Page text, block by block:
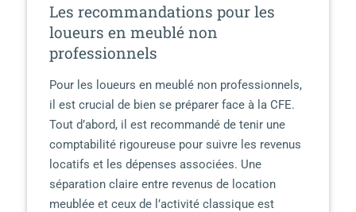
Les recommandations pour les
loueurs en meublé non
professionnels
Pour les loueurs en meublé non professionnels,
il est crucial de bien se préparer face à la CFE.
Tout d’abord, il est recommandé de tenir une
comptabilité rigoureuse pour suivre les revenus
locatifs et les dépenses associées. Une
séparation claire entre revenus de location
meublée et ceux de l’activité classique est